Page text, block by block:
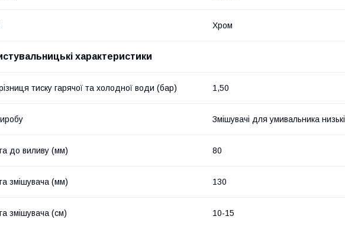
Хром
характеристики
тиску гарячої та холодної води (бар) 1,50
Змішувачі для умивальника низькі
до виливу (мм) 80
змішувача (мм) 130
змішувача (см) 10-15